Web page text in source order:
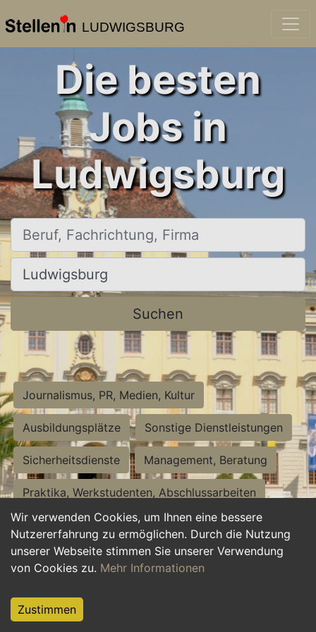
LUDWIGSBURG
Wir verwenden Cookies, um Ihnen eine bessere
Nutzererfahrung zu ermöglichen. Durch die Nutzung
unserer Webseite stimmen Sie unserer Verwendung
von Cookies zu. Mehr Informationen
Zustimmen
Die besten
Jobs in
Ludwigsburg
Beruf, Fachrichtung, Firma
Ort, Stadt
Suchen
Journalismus, PR, Medien, Kultur
Ausbildungsplätze Sonstige Dienstleistungen
Sicherheitsdienste Management, Beratung
Praktika, Werkstudenten, Abschlussarbeiten
Personalwesen Assistenz, Sekretariat
Hilfskräfte, Aushilfs- und Nebenjobs
Weiterbildung, Studium, duale Ausbildung